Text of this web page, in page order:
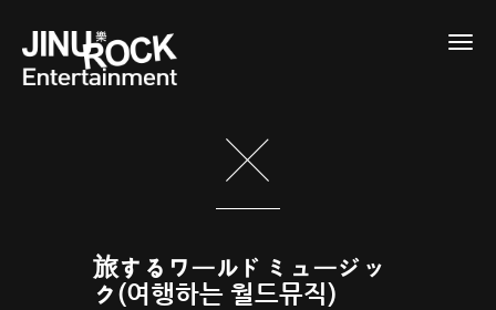
旅するワールドミュージッ
ク(여행하는 월드뮤직)